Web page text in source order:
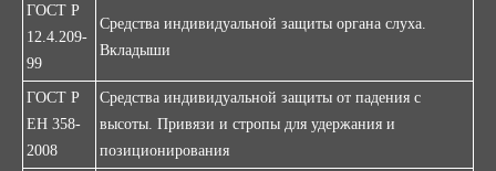
ГОСТ Р
12.4.209-
99
Средства индивидуальной защиты органа слуха.
Вкладыши
ГОСТ Р
EH 358-
2008
Средства индивидуальной защиты от падения с
высоты. Привязи и стропы для удержания и
позиционирования